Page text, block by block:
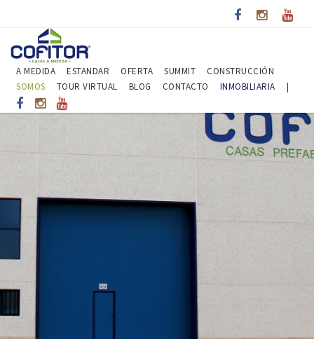
A MEDIDA ESTANDAR OFERTA SUMMIT
CONSTRUCCIÓN
SOMOS
TOUR VIRTUAL BLOG CONTACTO INMOBILIARIA |